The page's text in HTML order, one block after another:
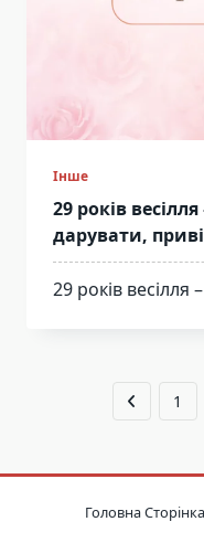
Інше
29 років
дарувати,
29 років весілля
1
Головна Сторінка